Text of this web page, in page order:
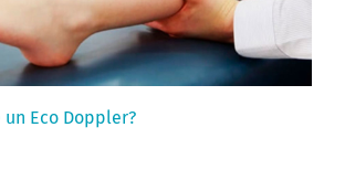
un Eco Doppler?